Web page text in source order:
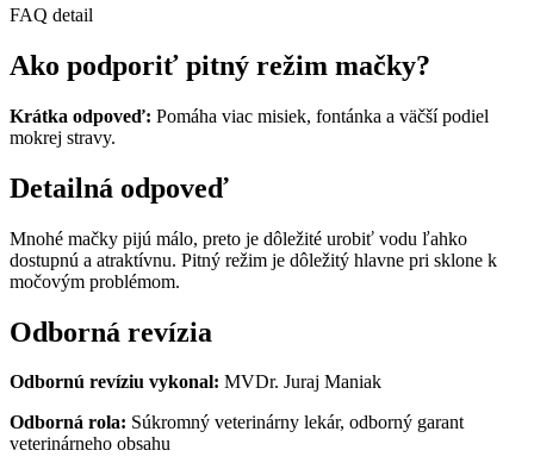
FAQ detail
Ako podporiť pitný režim mačky?
Krátka odpoveď: Pomáha viac misiek, fontánka a väčší podiel
mokrej stravy.
Detailná odpoveď
Mnohé mačky pijú málo, preto je dôležité urobiť vodu ľahko
dostupnú a atraktívnu. Pitný režim je dôležitý hlavne pri sklone k
močovým problémom.
Odborná revízia
Odbornú revíziu vykonal: MVDr. Juraj Maniak
Odborná rola: Súkromný veterinárny lekár, odborný garant
veterinárneho obsahu